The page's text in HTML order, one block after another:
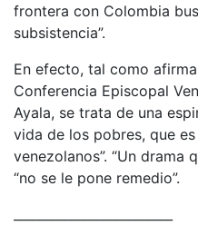
frontera con Colombia
subsistencia”.
En efecto, tal como
Conferencia Episcopal
Ayala, se trata de una
vida de los pobres, que
venezolanos”. “Un drama
“no se le pone remedio”.